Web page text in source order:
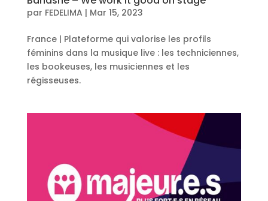
par FEDELIMA | Mar 15, 2023
France | Plateforme qui valorise les profils
féminins dans la musique live : les techniciennes,
les bookeuses, les musiciennes et les
régisseuses.